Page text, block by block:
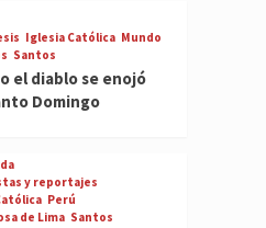
Iglesia Católica Mundo
Santos
el diablo se enojó
Domingo
y reportajes
Perú
de Lima Santos